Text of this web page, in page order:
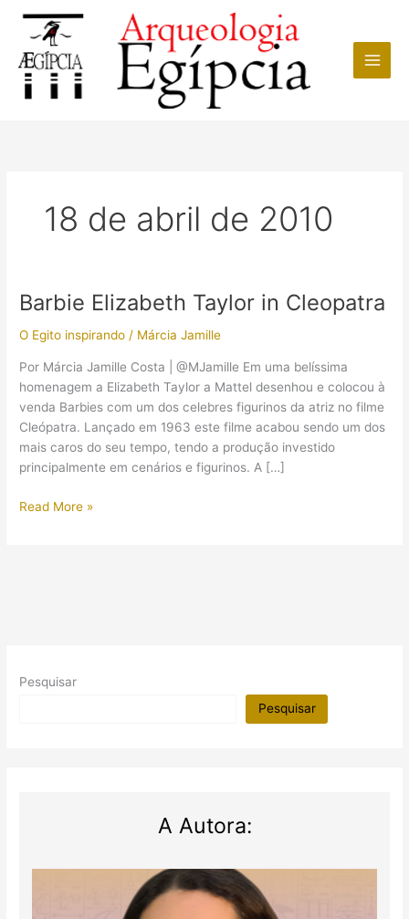
conteúdo
18 de abril de 2010
Barbie Elizabeth Taylor in Cleopatra
O Egito inspirando / Márcia Jamille
Por Márcia Jamille Costa | @MJamille Em uma belíssima
homenagem a Elizabeth Taylor a Mattel desenhou e colocou à
venda Barbies com um dos celebres figurinos da atriz no filme
Cleópatra. Lançado em 1963 este filme acabou sendo um dos
mais caros do seu tempo, tendo a produção investido
principalmente em cenários e figurinos. A […]
Barbie
Read More »
Pesquisar
Pesquisar
A Autora: